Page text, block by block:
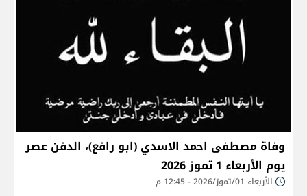
وفاة مصطفى احمد الاسدي (ابو رافع)، الدفن عصر
يوم الأربعاء 1 تموز 2026
الأربعاء 01/تموز/2026 - 12:45 م